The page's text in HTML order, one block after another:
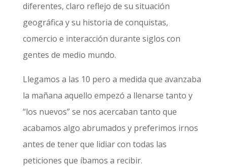
diferentes, claro reflejo de su situación
geográfica y su historia de conquistas,
comercio e interacción durante siglos con
gentes de medio mundo.
Llegamos a las 10 pero a medida que avanzaba
la mañana aquello empezó a llenarse tanto y
“los nuevos” se nos acercaban tanto que
acabamos algo abrumados y preferimos irnos
antes de tener que lidiar con todas las
peticiones que íbamos a recibir.